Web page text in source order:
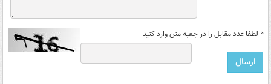
* لطفا عدد مقابل را در جعبه متن وارد کنید